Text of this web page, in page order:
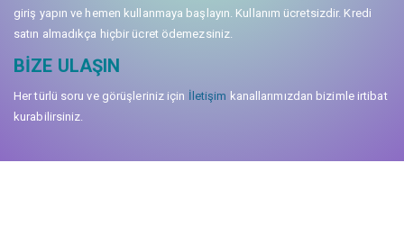
giriş yapın ve hemen kullanmaya başlayın. Kullanım ücretsizdir. Kredi
satın almadıkça hiçbir ücret ödemezsiniz.
BIZE ULAŞIN
Her türlü soru ve görüşleriniz için İletişim kanallarımızdan bizimle irtibat
kurabilirsiniz.